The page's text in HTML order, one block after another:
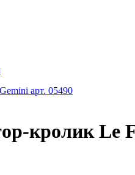
кролик Le